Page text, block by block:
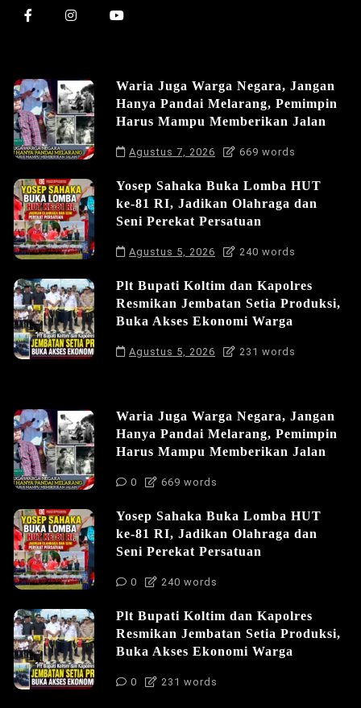
Waria Juga Warga Negara, Jangan
Hanya Pandai Melarang, Pemimpin
Harus Mampu Memberikan Jalan
Agustus 7, 2026 669 words
Yosep Sahaka Buka Lomba HUT
ke-81 RI, Jadikan Olahraga dan
Seni Perekat Persatuan
Agustus 5, 2026 240 words
Plt Bupati Koltim dan Kapolres
Resmikan Jembatan Setia Produksi,
Buka Akses Ekonomi Warga
Agustus 5, 2026 231 words
Waria Juga Warga Negara, Jangan
Hanya Pandai Melarang, Pemimpin
Harus Mampu Memberikan Jalan
0 669 words
Yosep Sahaka Buka Lomba HUT
ke-81 RI, Jadikan Olahraga dan
Seni Perekat Persatuan
0 240 words
Plt Bupati Koltim dan Kapolres
Resmikan Jembatan Setia Produksi,
Buka Akses Ekonomi Warga
0 231 words